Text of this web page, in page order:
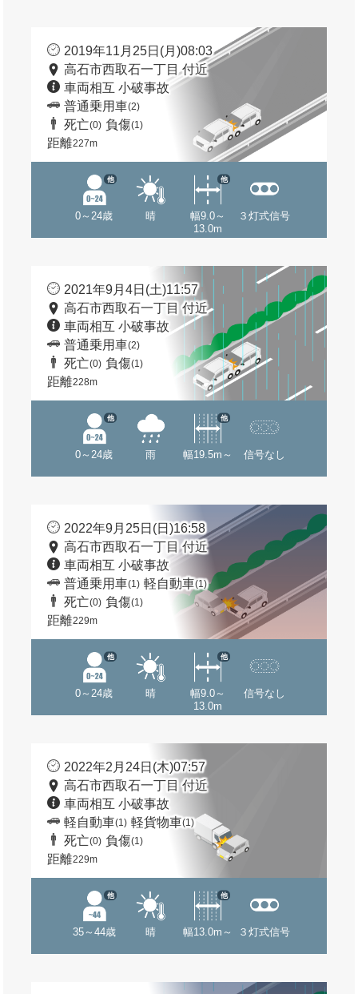
2019年11月25日(月)08:03
高石市西取石一丁目 付近
車両相互 小破事故
普通乗用車(2)
死亡(0) 負傷(1)
距離227m
0～24歳
他
晴
幅9.0～
13.0m
他
３灯式信号
2021年9月4日(土)11:57
高石市西取石一丁目 付近
車両相互 小破事故
普通乗用車(2)
死亡(0) 負傷(1)
距離228m
0～24歳
他
雨 幅19.5m～
他
信号なし
2022年9月25日(日)16:58
高石市西取石一丁目 付近
車両相互 小破事故
普通乗用車(1) 軽自動車(1)
死亡(0) 負傷(1)
距離229m
0～24歳
他
晴
幅9.0～
13.0m
他
信号なし
2022年2月24日(木)07:57
高石市西取石一丁目 付近
車両相互 小破事故
軽自動車(1) 軽貨物車(1)
死亡(0) 負傷(1)
距離229m
35～44歳
他
晴 幅13.0m～
他
３灯式信号